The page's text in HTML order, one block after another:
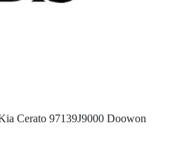
Cerato 97139J9000 Doowon